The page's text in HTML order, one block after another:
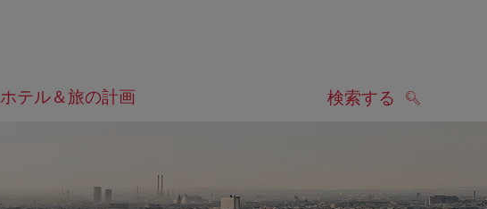
ホテル＆旅の計画 検索する